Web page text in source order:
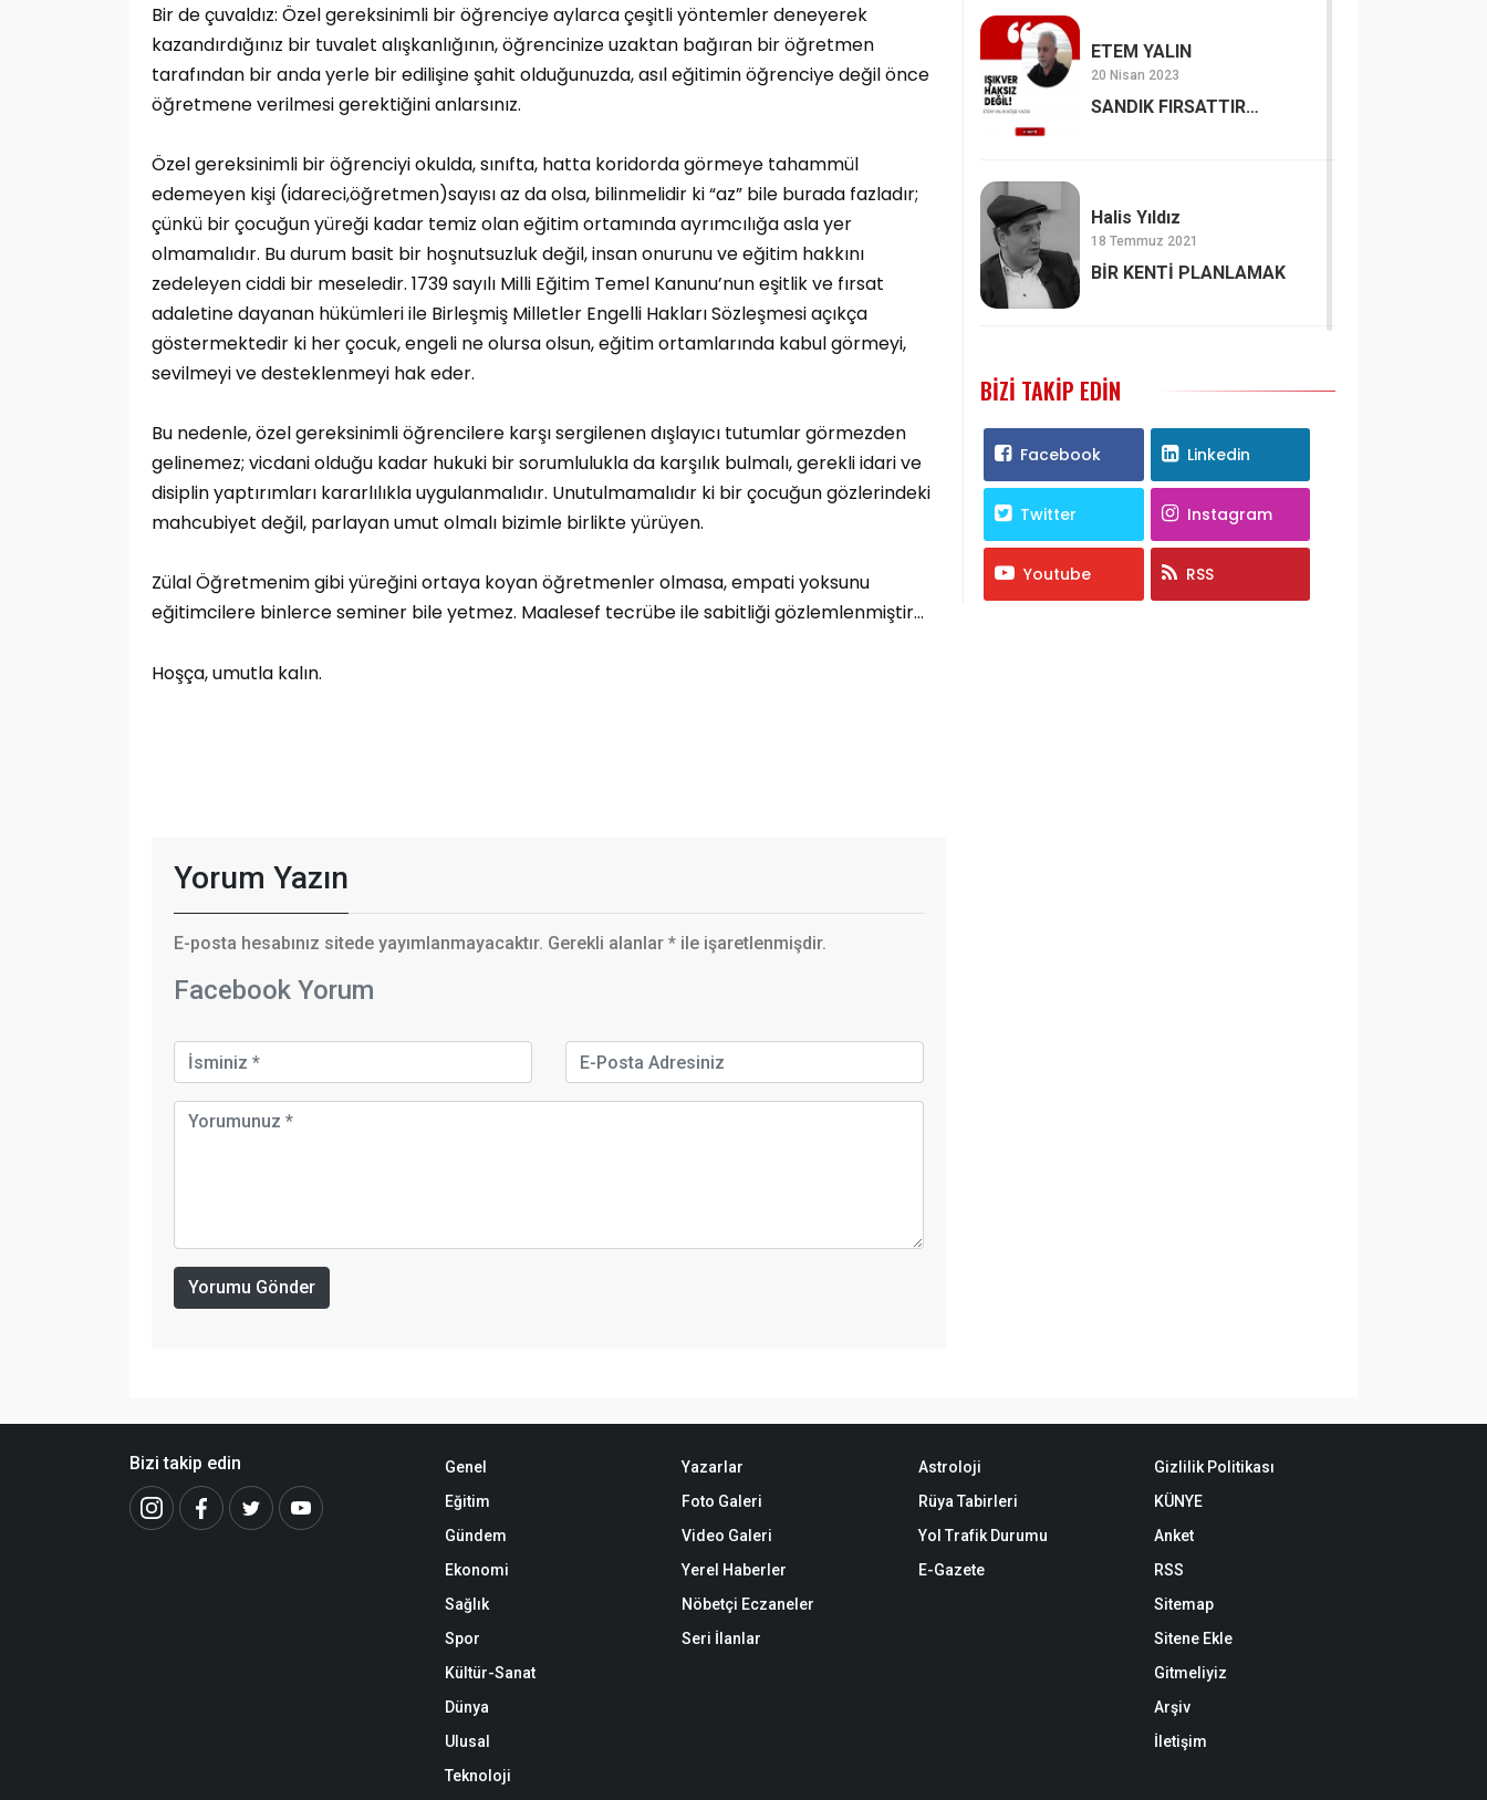
Bir de çuvaldız: Özel gereksinimli bir öğrenciye aylarca çeşitli yöntemler deneyerek
kazandırdığınız bir tuvalet alışkanlığının, öğrencinize uzaktan bağıran bir öğretmen
tarafından bir anda yerle bir edilişine şahit olduğunuzda, asıl eğitimin öğrenciye değil önce
öğretmene verilmesi gerektiğini anlarsınız.
Özel gereksinimli bir öğrenciyi okulda, sınıfta, hatta koridorda görmeye tahammül
edemeyen kişi (idareci,öğretmen)sayısı az da olsa, bilinmelidir ki “az” bile burada fazladır;
çünkü bir çocuğun yüreği kadar temiz olan eğitim ortamında ayrımcılığa asla yer
olmamalıdır. Bu durum basit bir hoşnutsuzluk değil, insan onurunu ve eğitim hakkını
zedeleyen ciddi bir meseledir. 1739 sayılı Milli Eğitim Temel Kanunu’nun eşitlik ve fırsat
adaletine dayanan hükümleri ile Birleşmiş Milletler Engelli Hakları Sözleşmesi açıkça
göstermektedir ki her çocuk, engeli ne olursa olsun, eğitim ortamlarında kabul görmeyi,
sevilmeyi ve desteklenmeyi hak eder.
Bu nedenle, özel gereksinimli öğrencilere karşı sergilenen dışlayıcı tutumlar görmezden
gelinemez; vicdani olduğu kadar hukuki bir sorumlulukla da karşılık bulmalı, gerekli idari ve
disiplin yaptırımları kararlılıkla uygulanmalıdır. Unutulmamalıdır ki bir çocuğun gözlerindeki
mahcubiyet değil, parlayan umut olmalı bizimle birlikte yürüyen.
Zülal Öğretmenim gibi yüreğini ortaya koyan öğretmenler olmasa, empati yoksunu
eğitimcilere binlerce seminer bile yetmez. Maalesef tecrübe ile sabitliği gözlemlenmiştir…
Hoşça, umutla kalın.
Yorum Yazın
E-posta hesabınız sitede yayımlanmayacaktır. Gerekli alanlar * ile işaretlenmişdir.
Facebook Yorum
Yorumu Gönder
ETEM YALIN
20 Nisan 2023
SANDIK FIRSATTIR…
Halis Yıldız
18 Temmuz 2021
BİR KENTİ PLANLAMAK
BIZI TAKIP EDIN
Facebook Linkedin
Twitter Instagram
Youtube RSS
Bizi takip edin
Genel
Eğitim
Gündem
Ekonomi
Sağlık
Spor
Kültür-Sanat
Dünya
Ulusal
Teknoloji
Yazarlar
Foto Galeri
Video Galeri
Yerel Haberler
Nöbetçi Eczaneler
Seri İlanlar
Astroloji
Rüya Tabirleri
Yol Trafik Durumu
E-Gazete
Gizlilik Politikası
KÜNYE
Anket
RSS
Sitemap
Sitene Ekle
Gitmeliyiz
Arşiv
İletişim